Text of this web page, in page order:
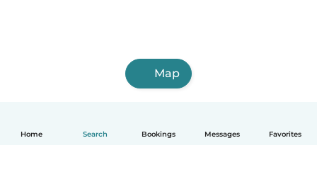
Home Search Bookings Messages Favorites
Map